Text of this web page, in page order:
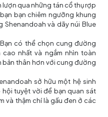
lượn qua những tán cổ thụ rợp
bạn chiêm ngưỡng khung
Shenandoah và dãy núi Blue
có thể chọn cung đường
cao nhất và ngắm nhìn toàn
thân hơn với cung đường
sở hữu một hệ sinh
tuyệt vời để bạn quan sát
và thậm chí là gấu đen ở các